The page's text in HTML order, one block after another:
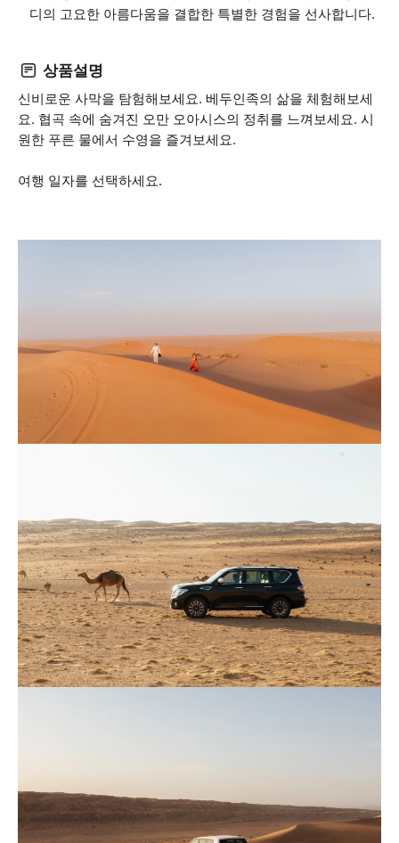
디의 고요한 아름다움을 결합한 특별한 경험을 선사합니다.
상품설명
신비로운 사막을 탐험해보세요. 베두인족의 삶을 체험해보세
요. 협곡 속에 숨겨진 오만 오아시스의 정취를 느껴보세요. 시
원한 푸른 물에서 수영을 즐겨보세요.
여행 일자를 선택하세요.